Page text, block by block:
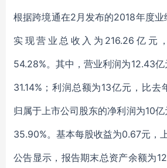
根据跨境通在2月发布的2018年度业
实现营业总收入为216.26亿元
54.28%。其中，营业利润为12.43
31.14%；利润总额为13亿元，比去
归属于上市公司股东的净利润为10
35.90%。基本每股收益为0.67元，
公告显示，报告期末总资产余额为